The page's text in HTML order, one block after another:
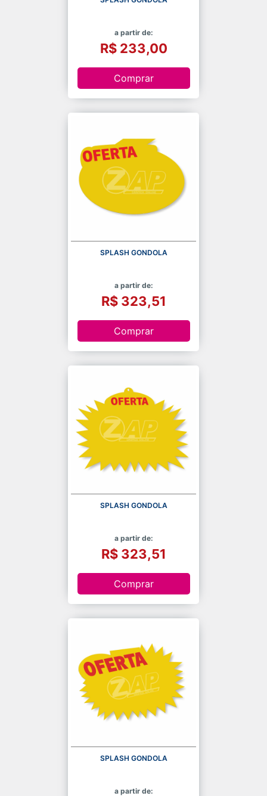
a partir de:
R$ 233,00
Comprar
SPLASH GONDOLA
a partir de:
R$ 323,51
Comprar
SPLASH GONDOLA
a partir de:
R$ 323,51
Comprar
SPLASH GONDOLA
a partir de: